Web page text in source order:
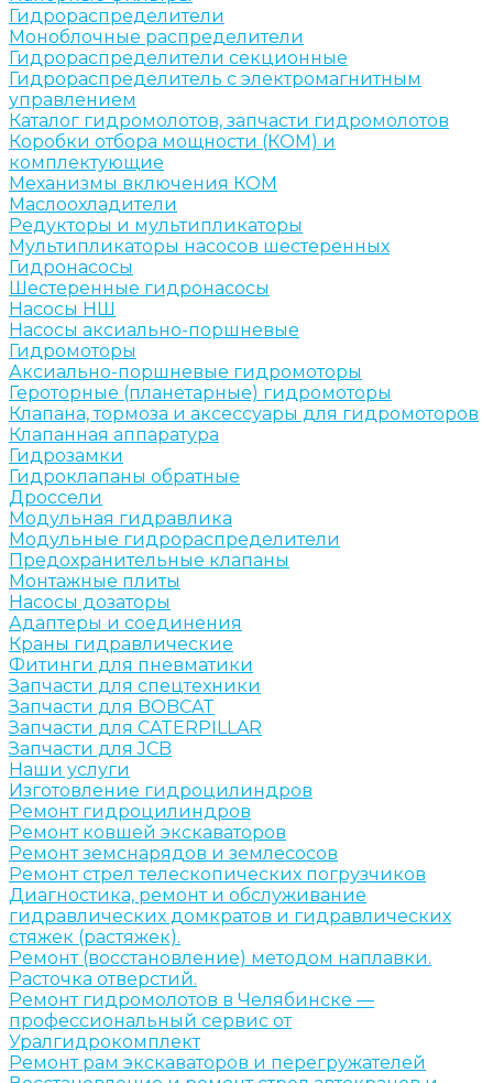
Гидрораспределители
Моноблочные распределители
Гидрораспределители секционные
Гидрораспределитель с электромагнитным
управлением
Каталог гидромолотов, запчасти гидромолотов
Коробки отбора мощности (КОМ) и
комплектующие
Механизмы включения КОМ
Маслоохладители
Редукторы и мультипликаторы
Мультипликаторы насосов шестеренных
Гидронасосы
Шестеренные гидронасосы
Насосы НШ
Насосы аксиально-поршневые
Гидромоторы
Аксиально-поршневые гидромоторы
Героторные (планетарные) гидромоторы
Клапана, тормоза и аксессуары для гидромоторов
Клапанная аппаратура
Гидрозамки
Гидроклапаны обратные
Дроссели
Модульная гидравлика
Модульные гидрораспределители
Предохранительные клапаны
Монтажные плиты
Насосы дозаторы
Адаптеры и соединения
Краны гидравлические
Фитинги для пневматики
Запчасти для спецтехники
Запчасти для BOBCAT
Запчасти для CATERPILLAR
Запчасти для JCB
Наши услуги
Изготовление гидроцилиндров
Ремонт гидроцилиндров
Ремонт ковшей экскаваторов
Ремонт земснарядов и землесосов
Ремонт стрел телескопических погрузчиков
Диагностика, ремонт и обслуживание
гидравлических домкратов и гидравлических
стяжек (растяжек).
Ремонт (восстановление) методом наплавки.
Расточка отверстий.
Ремонт гидромолотов в Челябинске —
профессиональный сервис от
Уралгидрокомплект
Ремонт рам экскаваторов и перегружателей